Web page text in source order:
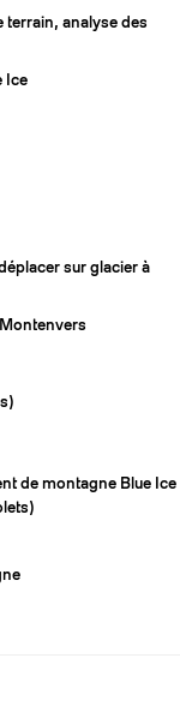
terrain, analyse des
Ice
sur glacier à
de montagne Blue Ice